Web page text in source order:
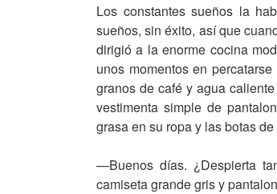
Los constantes sueños la
sueños, sin éxito, así que
dirigió a la enorme cocina
unos momentos en
granos de café y agua
vestimenta simple de
grasa en su ropa y las botas
—Buenos días. ¿Despierta
camiseta grande gris y